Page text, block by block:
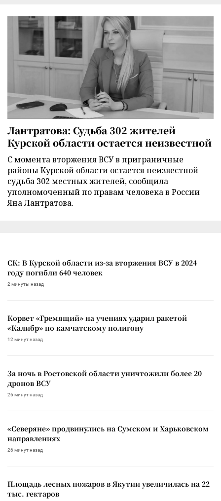
Лантратова: Судьба 302 жителей
Курской области остается неизвестной
С момента вторжения ВСУ в приграничные
районы Курской области остается неизвестной
судьба 302 местных жителей, сообщила
уполномоченный по правам человека в России
Яна Лантратова.
СК: В Курской области из-за вторжения ВСУ в 2024
году погибли 640 человек
2 минуты назад
Корвет «Гремящий» на учениях ударил ракетой
«Калибр» по камчатскому полигону
12 минут назад
За ночь в Ростовской области уничтожили более 20
дронов ВСУ
26 минут назад
«Северяне» продвинулись на Сумском и Харьковском
направлениях
26 минут назад
Площадь лесных пожаров в Якутии увеличилась на 22
тыс. гектаров